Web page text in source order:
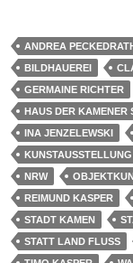
ANDREA
BILDHAUEREI
GERMAINE RICHTER
HAUS DER KAMENER
INA JENZELEWSKI
KUNSTAUSSTELLUNG
NRW
REIMUND KASPER
STADT KAMEN
STATT LAND FLUSS